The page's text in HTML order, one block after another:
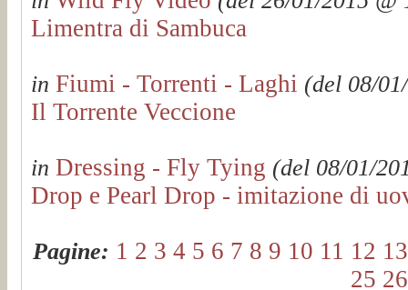
Limentra di Sambuca
in Fiumi - Torrenti - Laghi (del 08/
Il Torrente Veccione
in Dressing - Fly Tying (del 08/01/
Drop e Pearl Drop - imitazione di
Pagine: 1 2 3 4 5 6 7 8 9 10 11 12 13
25 26